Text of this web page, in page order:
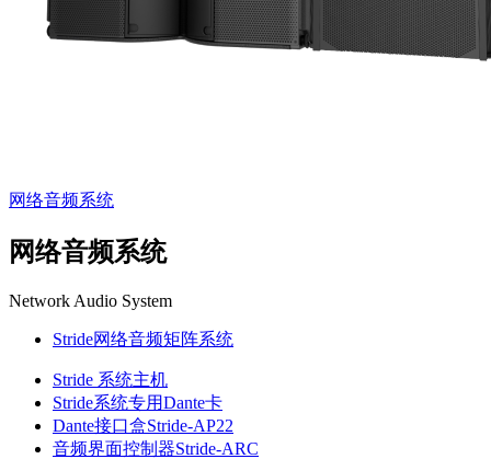
网络音频系统
网络音频系统
Network Audio System
Stride网络音频矩阵系统
Stride 系统主机
Stride系统专用Dante卡
Dante接口盒Stride-AP22
音频界面控制器Stride-ARC